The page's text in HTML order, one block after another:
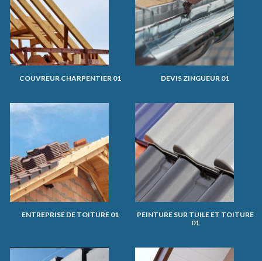
COUVREUR CHARPENTIER 01 DEVIS ZINGUEUR 01
ENTREPRISE DE TOITURE 01
PEINTURE SUR TUILE ET TOITURE
01